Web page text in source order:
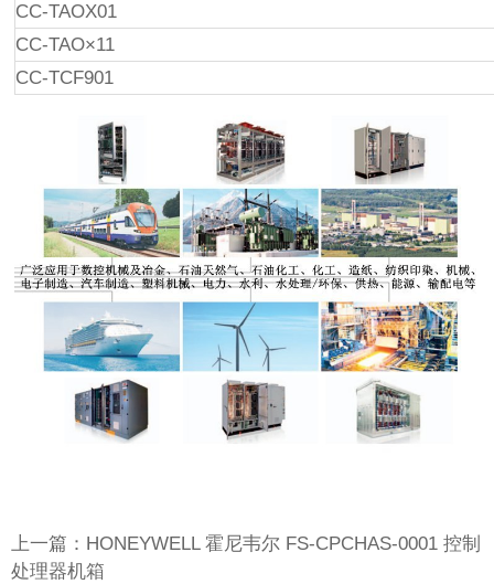
CC-TAOX01
CC-TAO×11
CC-TCF901
上一篇：HONEYWELL 霍尼韦尔 FS-CPCHAS-0001 控制
处理器机箱